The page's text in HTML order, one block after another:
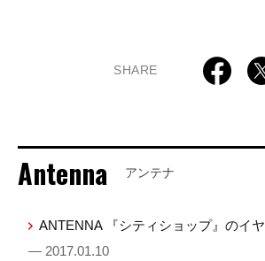
SHARE
Antenna アンテナ
ANTENNA 『シティショップ』のイ
— 2017.01.10